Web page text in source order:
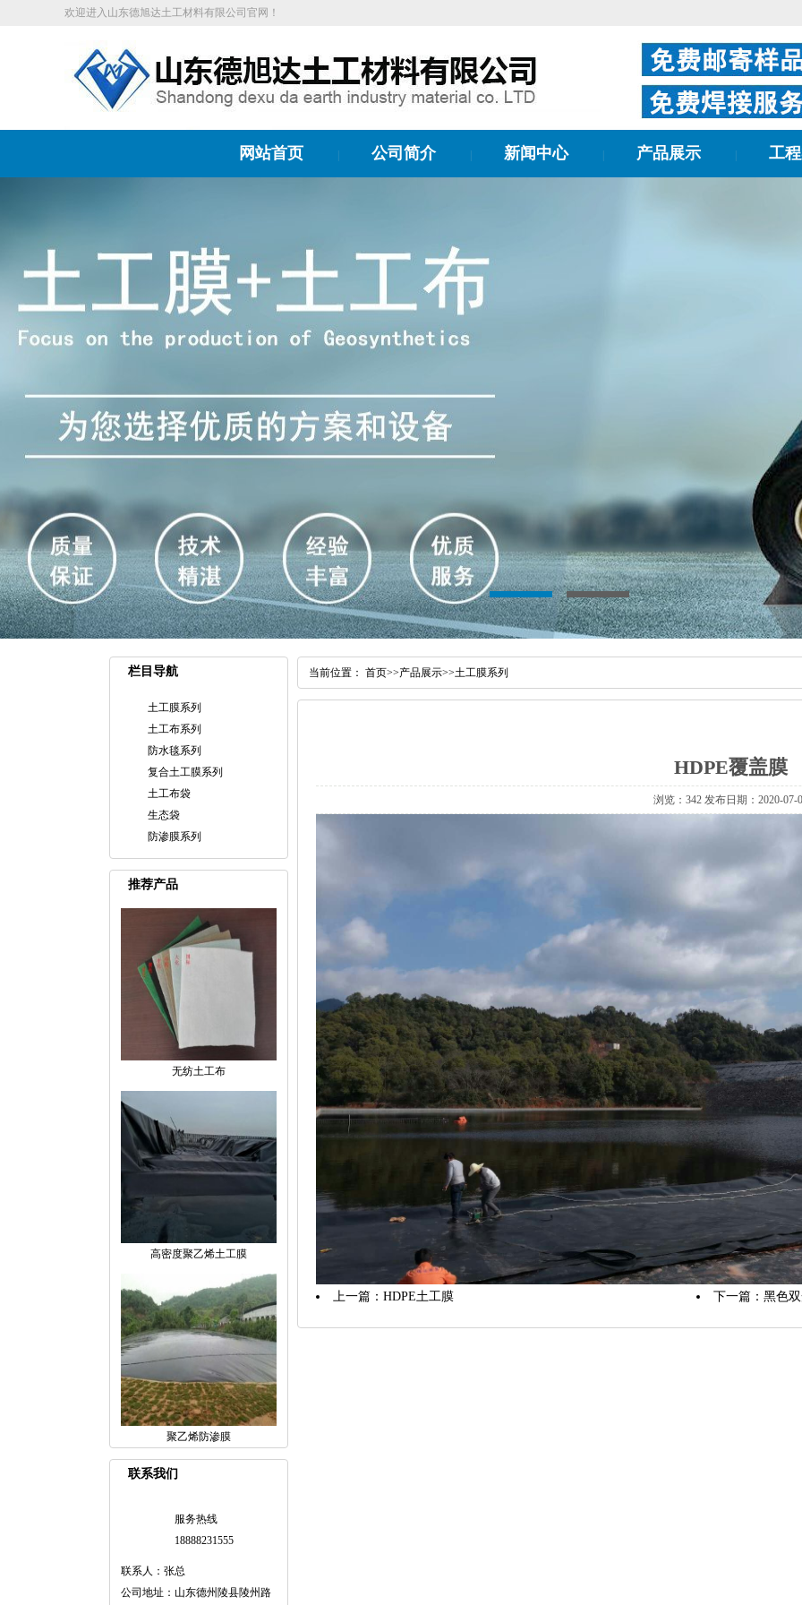
欢迎进入山东德旭达土工材料有限公司官网！
网站首页 公司简介 新闻中心 产品展示 工
栏目导航
土工膜系列
土工布系列
防水毯系列
复合土工膜系列
土工布袋
生态袋
防渗膜系列
推荐产品
无纺土工布
高密度聚乙烯土工膜
聚乙烯防渗膜
联系我们
服务热线
18888231555
联系人：张总
公司地址：山东德州陵县陵州路
当前位置： 首页>>产品展示>>土工膜系列
HDPE覆盖膜
浏览：342 发布日期：2020-07-
上一篇： HDPE土工膜 下一篇： 黑色